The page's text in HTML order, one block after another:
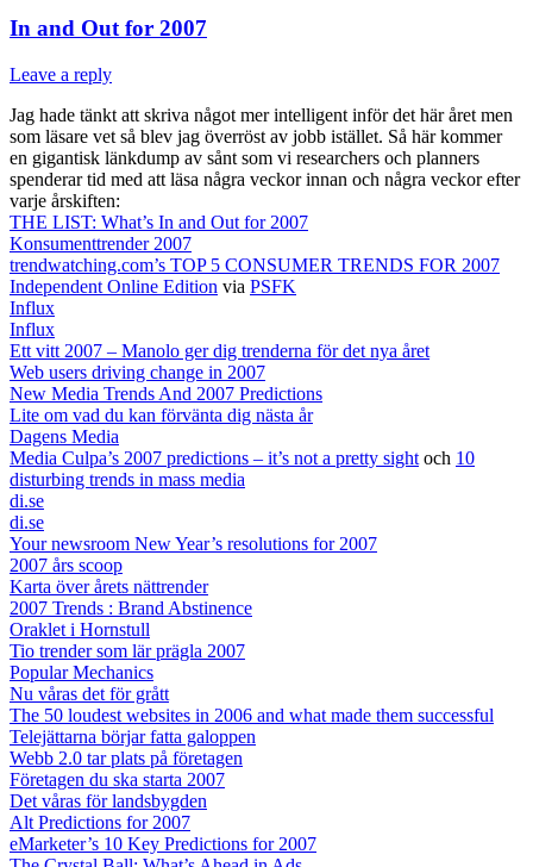
In and Out for 2007
Leave a reply
Jag hade tänkt att skriva något mer intelligent inför det här året men
som läsare vet så blev jag överröst av jobb istället. Så här kommer
en gigantisk länkdump av sånt som vi researchers och planners
spenderar tid med att läsa några veckor innan och några veckor efter
varje årskiften:
THE LIST: What’s In and Out for 2007
Konsumenttrender 2007
trendwatching.com’s TOP 5 CONSUMER TRENDS FOR 2007
Independent Online Edition via PSFK
Influx
Influx
Ett vitt 2007 – Manolo ger dig trenderna för det nya året
Web users driving change in 2007
New Media Trends And 2007 Predictions
Lite om vad du kan förvänta dig nästa år
Dagens Media
Media Culpa’s 2007 predictions – it’s not a pretty sight och 10
disturbing trends in mass media
di.se
di.se
Your newsroom New Year’s resolutions for 2007
2007 års scoop
Karta över årets nättrender
2007 Trends : Brand Abstinence
Oraklet i Hornstull
Tio trender som lär prägla 2007
Popular Mechanics
Nu våras det för grått
The 50 loudest websites in 2006 and what made them successful
Telejättarna börjar fatta galoppen
Webb 2.0 tar plats på företagen
Företagen du ska starta 2007
Det våras för landsbygden
Alt Predictions for 2007
eMarketer’s 10 Key Predictions for 2007